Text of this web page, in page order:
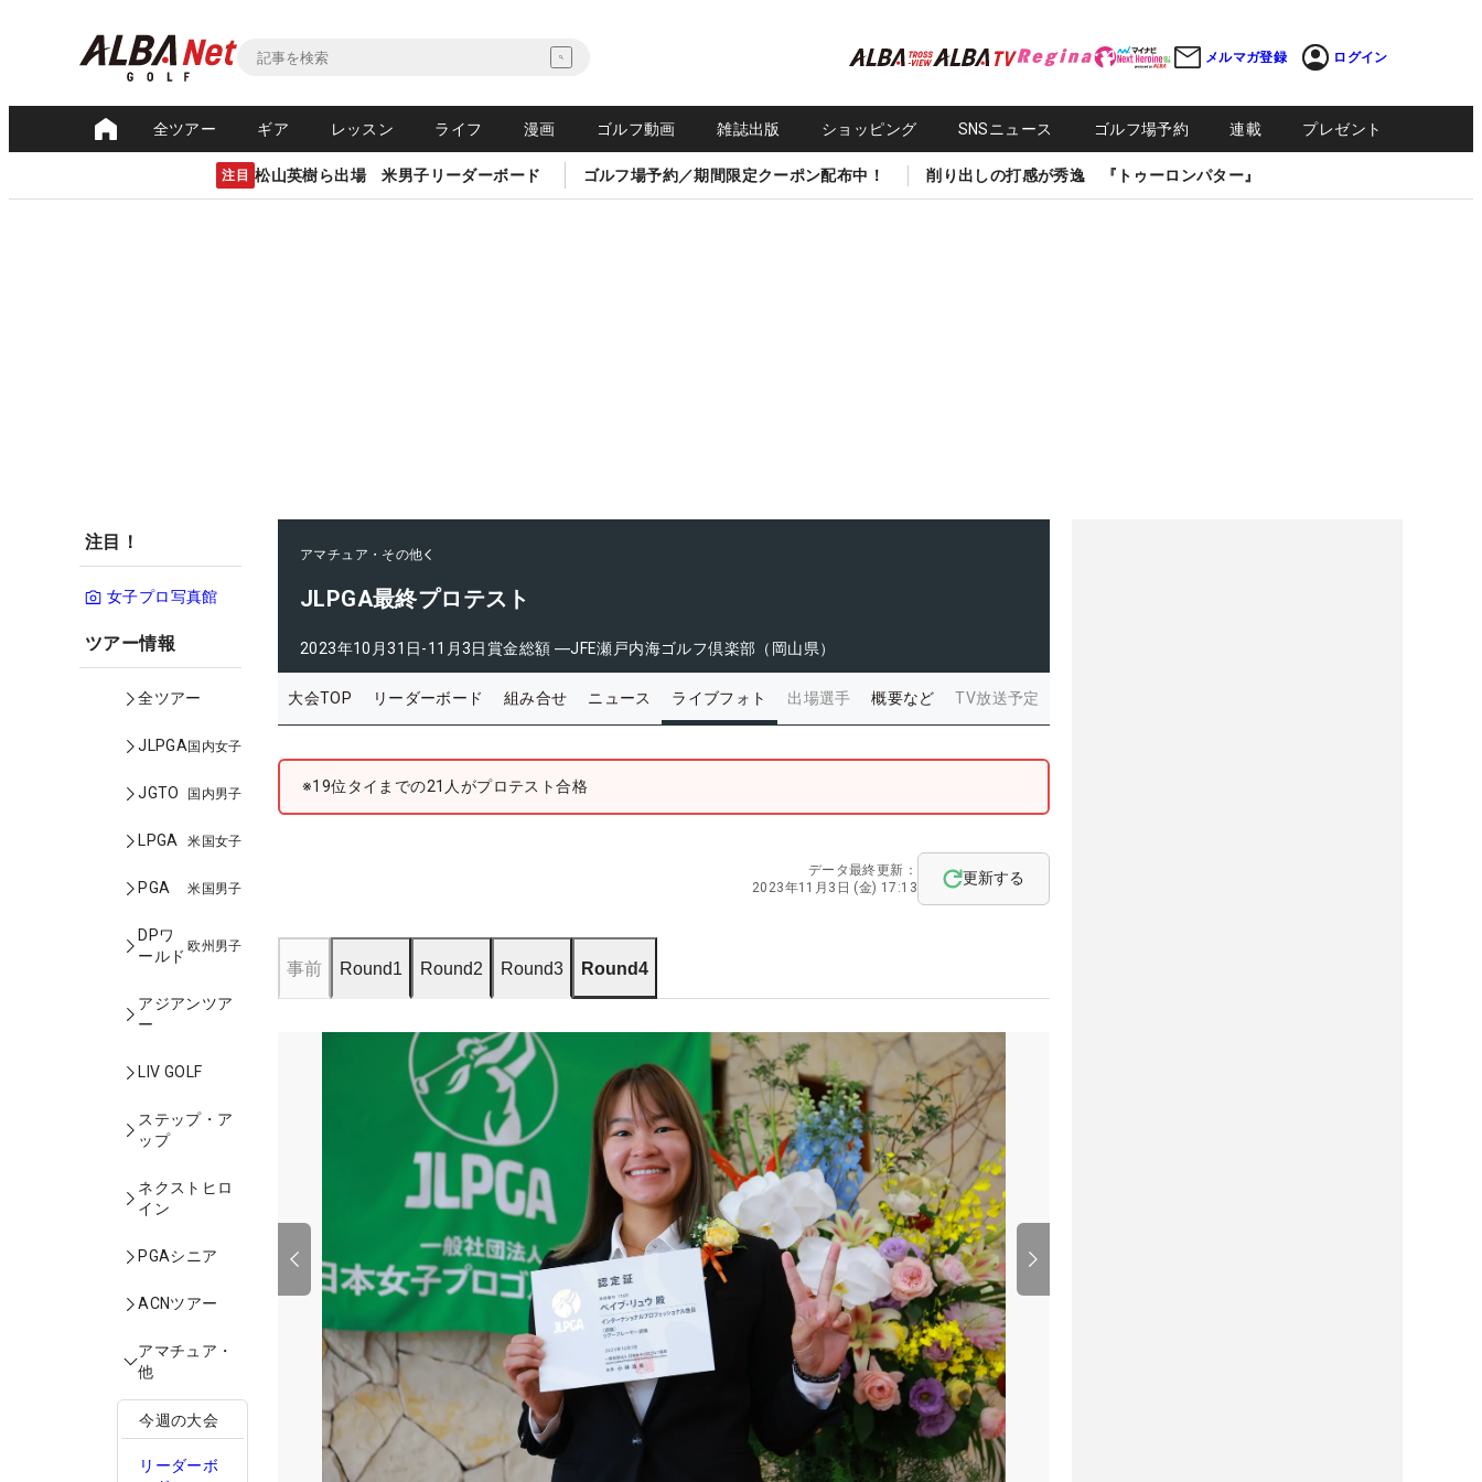
メルマガ登録 ログイン
全ツアー ギア レッスン ライフ 漫画 ゴルフ動画 雑誌出版 ショッピング SNSニュース ゴルフ場予約 連載 プレゼント
注目 松山英樹ら出場 米男子リーダーボード ゴルフ場予約／期間限定クーポン配布中！ 削り出しの打感が秀逸 『トゥーロンパター』
注目！
女子プロ写真館
ツアー情報
全ツアー
JLPGA国内女子
JGTO 国内男子
LPGA 米国女子
PGA 米国男子
DPワ
ールド
欧州男子
アジアンツア
ー
LIV GOLF
ステップ・ア
ップ
ネクストヒロ
イン
PGAシニア
ACNツアー
アマチュア・
他
今週の大会
リーダーボ
アマチュア・その他
JLPGA最終プロテスト
2023年10月31日-11月3日賞金総額 ―JFE瀬戸内海ゴルフ倶楽部（岡山県）
大会TOP リーダーボード 組み合せ ニュース ライブフォト 出場選手 概要など TV放送予定
※19位タイまでの21人がプロテスト合格
データ最終更新：
2023年11月3日 (金) 17:13
更新する
事前 Round1 Round2 Round3 Round4